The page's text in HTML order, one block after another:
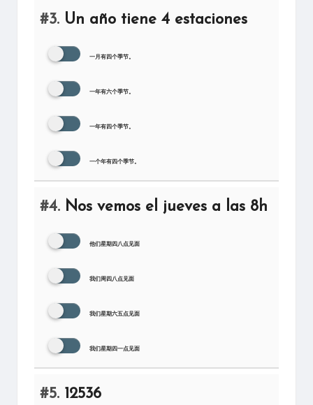
#3. Un año tiene 4 estaciones
一月有四个季节。
一年有六个季节。
一年有四个季节。
一个年有四个季节。
#4. Nos vemos el jueves a las 8h
他们星期四八点见面
我们周四八点见面
我们星期六五点见面
我们星期四一点见面
#5. 12536